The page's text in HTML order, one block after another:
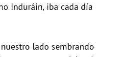
Induráin, iba cada día
lado sembrando